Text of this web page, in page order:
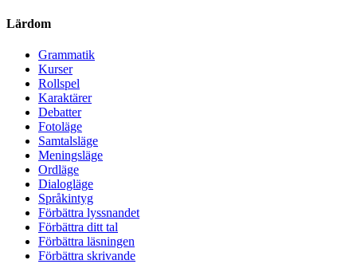
Lärdom
Grammatik
Kurser
Rollspel
Karaktärer
Debatter
Fotoläge
Samtalsläge
Meningsläge
Ordläge
Dialogläge
Språkintyg
Förbättra lyssnandet
Förbättra ditt tal
Förbättra läsningen
Förbättra skrivande